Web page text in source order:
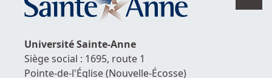
en
UniversitéSainte-Anne
Siège social : 1695, route 1
Pointe-de-l'Église(Nouvelle-Écosse)